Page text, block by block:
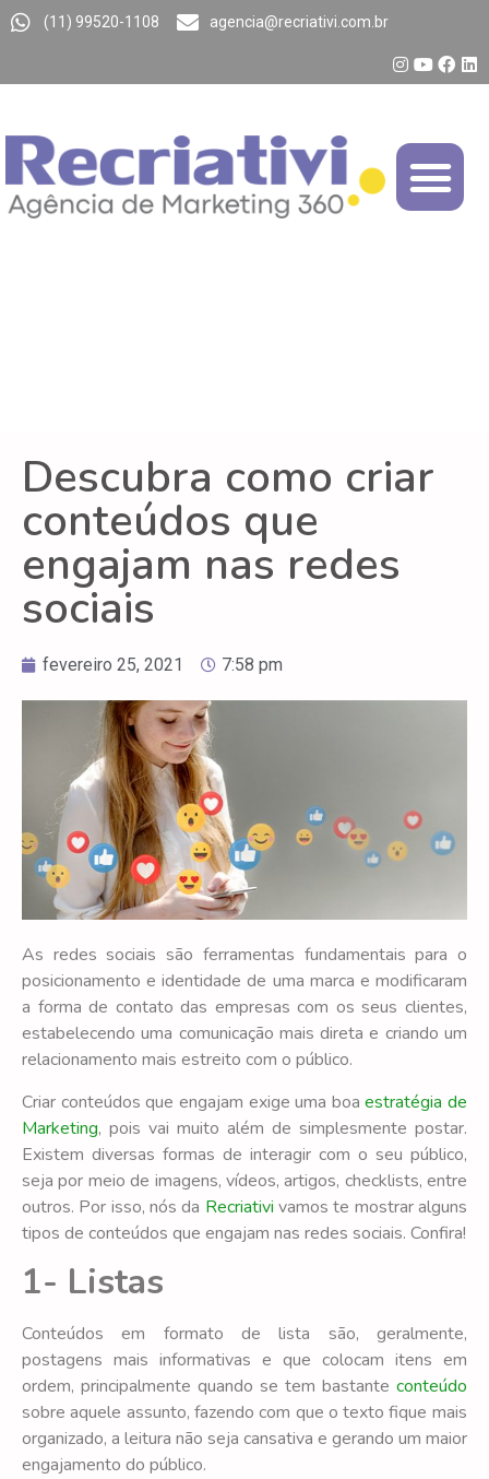
(11) 99520-1108 agencia@recriativi.com.br
Descubra como criar
conteúdos que
engajam nas redes
sociais
fevereiro 25, 2021 7:58 pm
As redes sociais são ferramentas fundamentais para o
posicionamento e identidade de uma marca e modificaram
a forma de contato das empresas com os seus clientes,
estabelecendo uma comunicação mais direta e criando um
relacionamento mais estreito com o público.
Criar conteúdos que engajam exige uma boa estratégia de
Marketing, pois vai muito além de simplesmente postar.
Existem diversas formas de interagir com o seu público,
seja por meio de imagens, vídeos, artigos, checklists, entre
outros. Por isso, nós da Recriativivamos te mostrar alguns
tipos de conteúdos que engajam nas redes sociais. Confira!
1- Listas
Conteúdos em formato de lista são, geralmente,
postagens mais informativas e que colocam itens em
ordem, principalmente quando se tem bastante conteúdo
sobre aquele assunto, fazendo com que o texto fique mais
organizado, a leitura não seja cansativa e gerando um maior
engajamento do público.